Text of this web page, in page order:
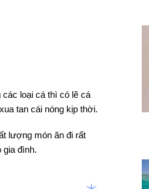
loại cá thì có lẽ cá
tan cái nóng kịp thời.
lượng món ăn đi rất
gia đình.